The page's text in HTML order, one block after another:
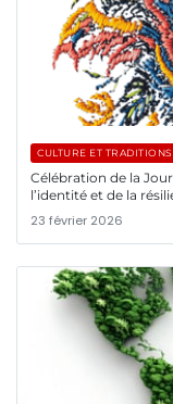
CULTURE ET TRADITIONS
Célébration de la
l’identité et de la
23 février 2026